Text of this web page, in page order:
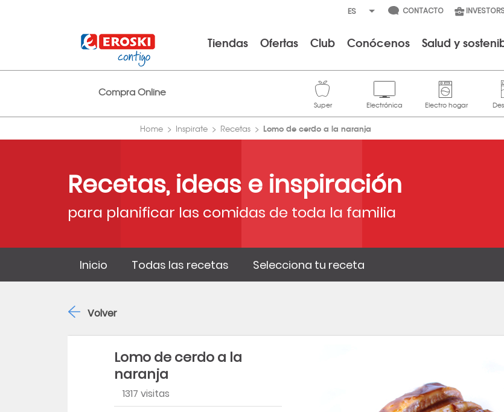
CONTACTO
Tiendas Ofertas Club Conócenos Salud y
Compra Online
Home Inspirate Recetas Lomo de cerdo a la naranja
Recetas, ideas e inspiración
para planificar las comidas de toda la familia
Inicio Todas las recetas Selecciona tu receta
Lomo de cerdo a la
naranja
1317 visitas
Volver